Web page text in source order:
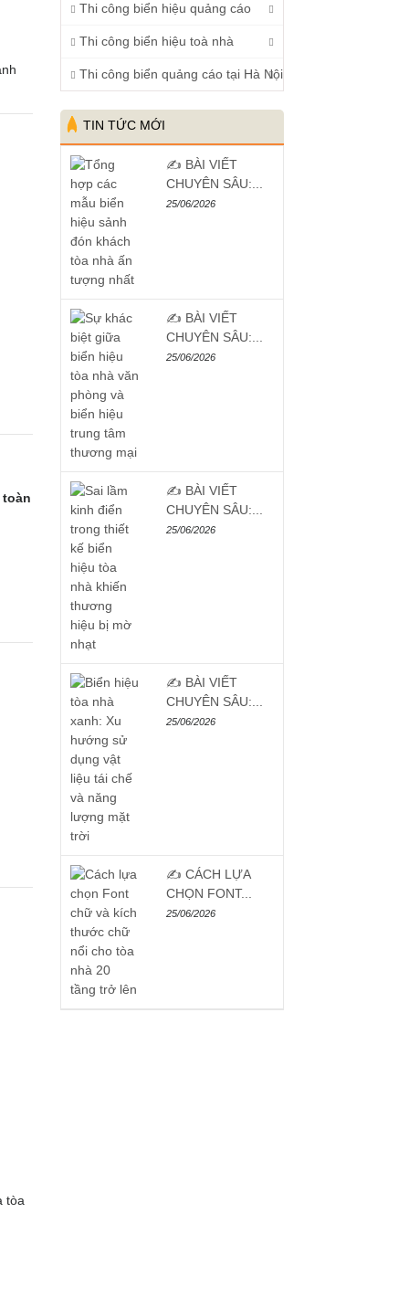
tòa
Thi công biển hiệu quảng cáo
Thi công biển hiệu toà nhà
Thi công biển quảng cáo tại Hà Nội
TIN TỨC MỚI
✍️ BÀI VIẾT
CHUYÊN SÂU:...
25/06/2026
✍️ BÀI VIẾT
CHUYÊN SÂU:...
25/06/2026
✍️ BÀI VIẾT
CHUYÊN SÂU:...
25/06/2026
✍️ BÀI VIẾT
CHUYÊN SÂU:...
25/06/2026
✍️ CÁCH LỰA
CHỌN FONT...
25/06/2026